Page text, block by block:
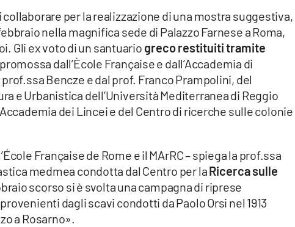
per la realizzazione di una mostra suggestiva,
nella magnifica sede di Palazzo Farnese a Roma,
Gli ex voto di un santuario greco restituiti tramite
dall’Ècole Française e dall’Accademia di
Bencze e dal prof. Franco Prampolini, del
e Urbanistica dell’Università Mediterranea di Reggio
dei Lincei e del Centro di ricerche sulle colonie
Française de Rome e il MArRC – spiega la prof.ssa
medmea condotta dal Centro per laRicerca sulle
scorso si è svolta una campagna di riprese
dagli scavi condotti da Paolo Orsi nel 1913
a Rosarno».